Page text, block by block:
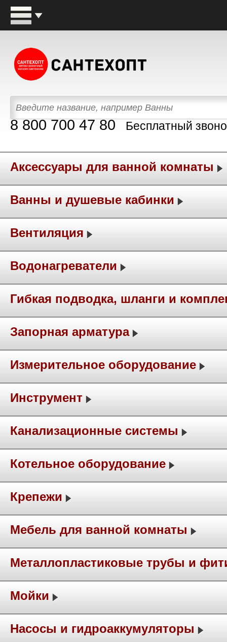
8 800 700 47 80 Бесплатный
Аксессуары для ванной комнаты
Ванны и душевые кабинки
Вентиляция
Водонагреватели
Гибкая подводка, шланги и
Запорная арматура
Измерительное оборудование
Инструмент
Канализационные системы
Котельное оборудование
Крепежи
Мебель для ванной комнаты
Металлопластиковые трубы и
Мойки
Насосы и гидроаккумуляторы